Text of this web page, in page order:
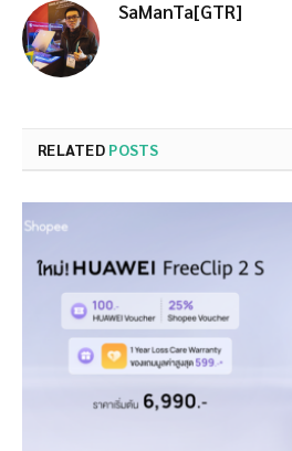
SaManTa[GTR]
RELATED POSTS